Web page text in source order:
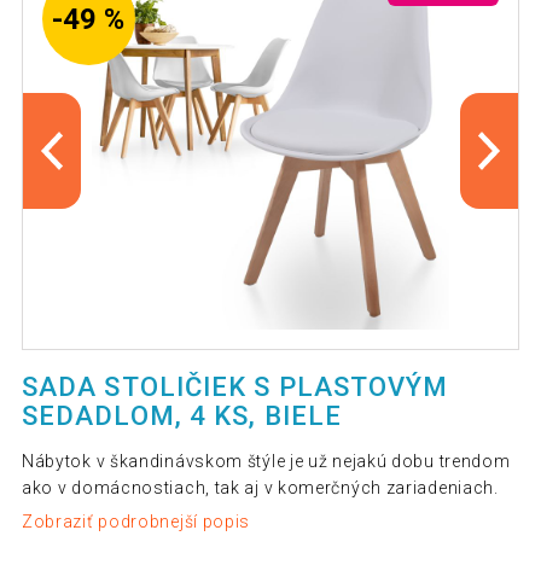
-49 %
SADA STOLIČIEK S PLASTOVÝM
SEDADLOM, 4 KS, BIELE
Nábytok v škandinávskom štýle je už nejakú dobu trendom
ako v domácnostiach, tak aj v komerčných zariadeniach.
Zobraziť podrobnejší popis